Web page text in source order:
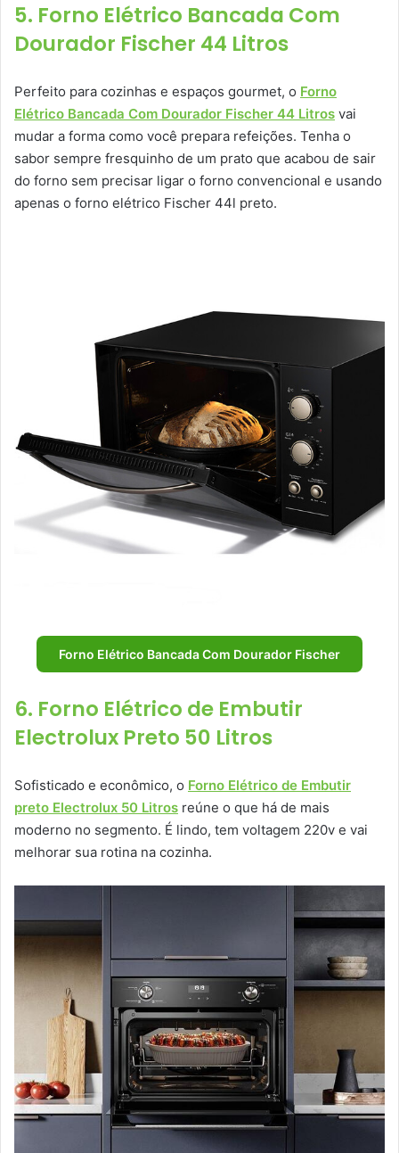
5. Forno Elétrico Bancada Com
Dourador Fischer 44 Litros
Perfeito para cozinhas e espaços gourmet, o Forno
Elétrico Bancada Com Dourador Fischer 44 Litros vai
mudar a forma como você prepara refeições. Tenha o
sabor sempre fresquinho de um prato que acabou de sair
do forno sem precisar ligar o forno convencional e usando
apenas o forno elétrico Fischer 44l preto.
Forno Elétrico Bancada Com Dourador Fischer
6. Forno Elétrico de Embutir
Electrolux Preto 50 Litros
Sofisticado e econômico, o Forno Elétrico de Embutir
preto Electrolux 50 Litros reúne o que há de mais
moderno no segmento. É lindo, tem voltagem 220v e vai
melhorar sua rotina na cozinha.